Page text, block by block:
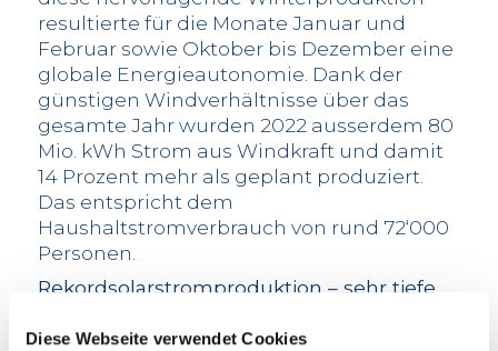
Diese Webseite verwendet Cookies
resultierte für die Monate Januar und
Februar sowie Oktober bis Dezember eine
globale Energieautonomie. Dank der
günstigen Windverhältnisse über das
gesamte Jahr wurden 2022 ausserdem 80
Mio. kWh Strom aus Windkraft und damit
14 Prozent mehr als geplant produziert.
Das entspricht dem
Haushaltstromverbrauch von rund 72‘000
Personen.
Rekordsolarstromproduktion – sehr tiefe
Ein Sommeranfang mit Temperaturen